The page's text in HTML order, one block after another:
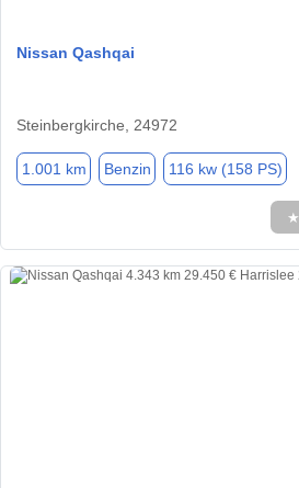
Nissan Qashqai
Steinbergkirche, 24972
1.001 km Benzin 116 kw (158 PS)
★